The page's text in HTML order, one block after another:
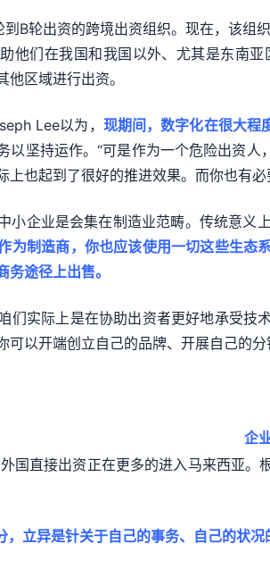
B轮出资的跨境出资组织。现在，该
他们在我国和我国以外、尤其是东南
区域进行出资。
Lee以为， 现期间，数字化在很大程
以坚持运作。“可是作为一个危险出资
上也起到了很好的推进效果。而你也有
小企业是会集在制造业范畴。传统意义
为制造商，你也应该使用一切这些生态
务途径上出售。
们实际上是在协助出资者更好地承受
可以开端创立自己的品牌、开展自己的
企
国直接出资正在更多的进入马来西亚
，立异是针关于自己的事务、自己的状